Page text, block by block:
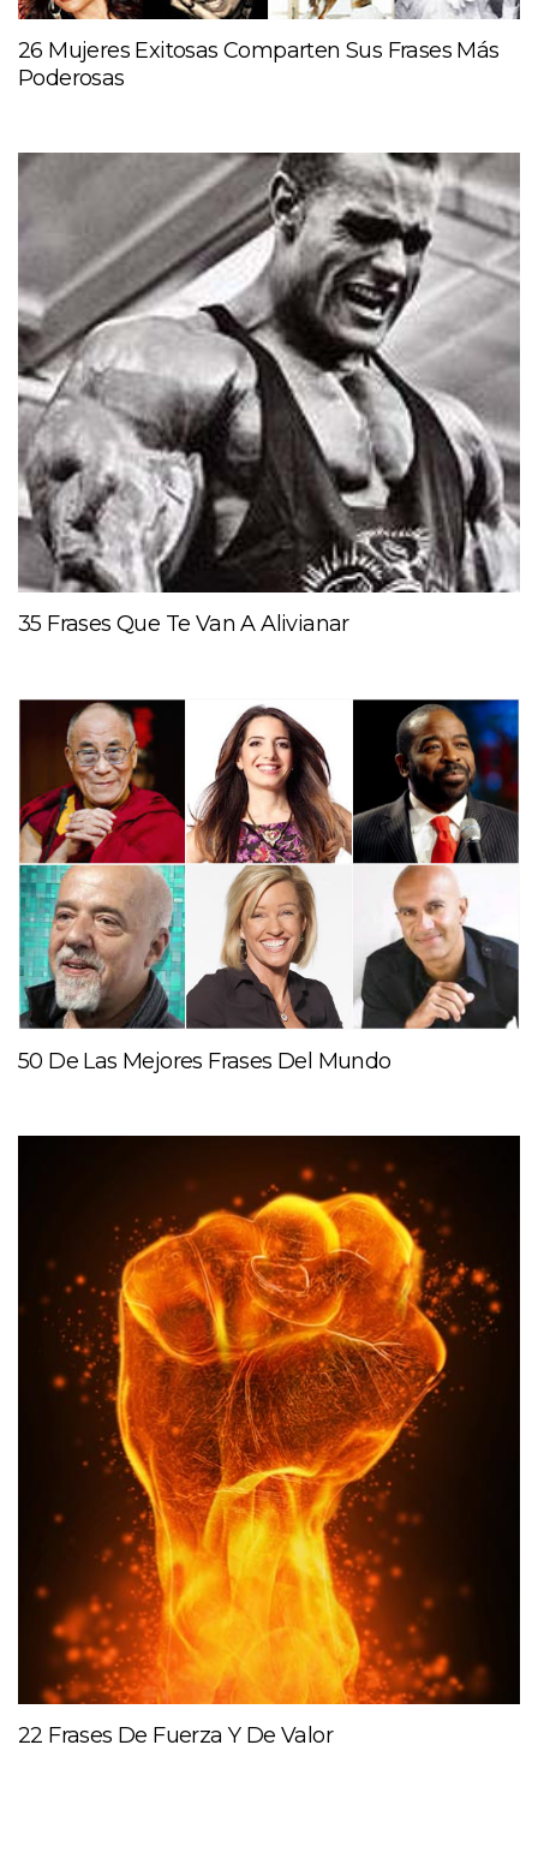
26 Mujeres Exitosas Comparten Sus Frases Más
Poderosas
35 Frases Que Te Van A Alivianar
50 De Las Mejores Frases Del Mundo
22 Frases De Fuerza Y De Valor